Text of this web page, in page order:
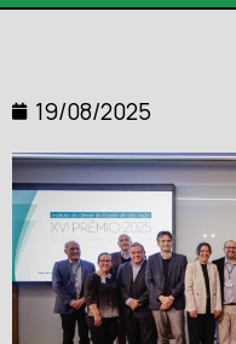
19/08/2025